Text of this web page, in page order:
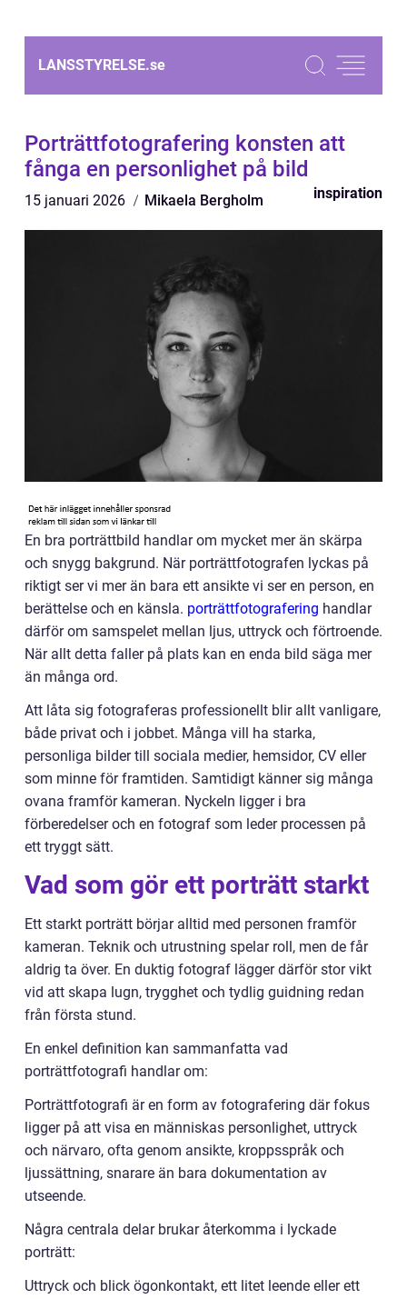
LANSSTYRELSE.se
Porträttfotografering konsten att
fånga en personlighet på bild
15 januari 2026 Mikaela Bergholm inspiration
En bra porträttbild handlar om mycket mer än skärpa
och snygg bakgrund. När porträttfotografen lyckas på
riktigt ser vi mer än bara ett ansikte vi ser en person, en
berättelse och en känsla. porträttfotografering handlar
därför om samspelet mellan ljus, uttryck och förtroende.
När allt detta faller på plats kan en enda bild säga mer
än många ord.
Att låta sig fotograferas professionellt blir allt vanligare,
både privat och i jobbet. Många vill ha starka,
personliga bilder till sociala medier, hemsidor, CV eller
som minne för framtiden. Samtidigt känner sig många
ovana framför kameran. Nyckeln ligger i bra
förberedelser och en fotograf som leder processen på
ett tryggt sätt.
Vad som gör ett porträtt starkt
Ett starkt porträtt börjar alltid med personen framför
kameran. Teknik och utrustning spelar roll, men de får
aldrig ta över. En duktig fotograf lägger därför stor vikt
vid att skapa lugn, trygghet och tydlig guidning redan
från första stund.
En enkel definition kan sammanfatta vad
porträttfotografi handlar om:
Porträttfotografi är en form av fotografering där fokus
ligger på att visa en människas personlighet, uttryck
och närvaro, ofta genom ansikte, kroppsspråk och
ljussättning, snarare än bara dokumentation av
utseende.
Några centrala delar brukar återkomma i lyckade
porträtt:
Uttryck och blick ögonkontakt, ett litet leende eller ett